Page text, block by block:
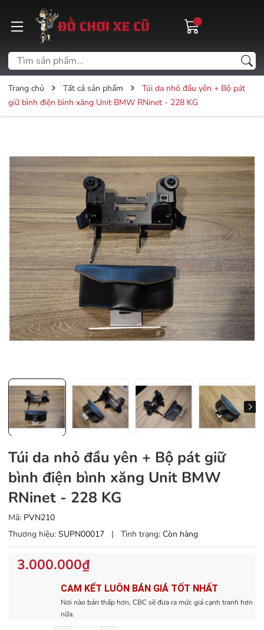
Trang chủ Tất cả sản phẩm
Túi da nhỏ đầu yên + Bộ pát
giữ bình điện bình xăng Unit BMW RNinet - 228 KG
Túi da nhỏ đầu yên + Bộ pát giữ
bình điện bình xăng Unit BMW
RNinet - 228 KG
Mã: PVN210
Thương hiệu: SUPN00017 | Tình trạng: Còn hàng
3.000.000₫
CAM KẾT LUÔN BÁN GIÁ TỐT NHẤT
Nơi nào bán thấp hơn, CBC sẽ đưa ra mức giá cạnh tranh hơn
nữa.